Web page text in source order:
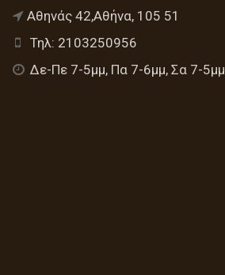
Αθηνάς 42,Αθήνα, 105 51
Τηλ: 2103250956
Δε-Πε 7-5μμ, Πα 7-6μμ, Σα 7-5μμ